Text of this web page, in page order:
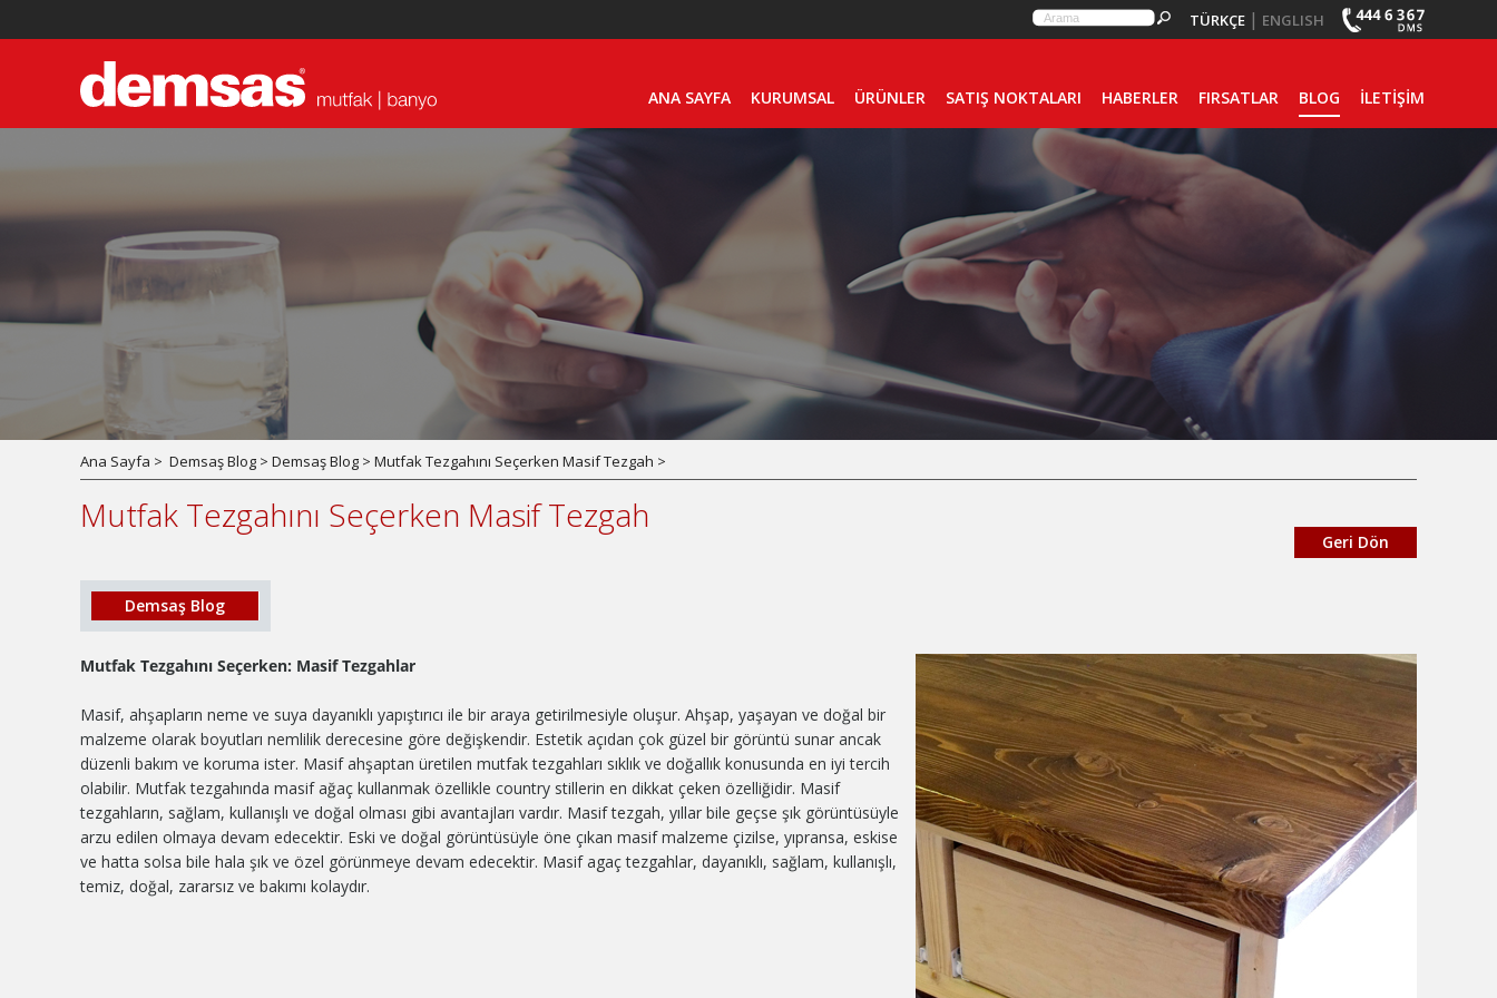
TÜRKÇE | ENGLISH
ANA SAYFA KURUMSAL ÜRÜNLER SATIŞ NOKTALARI HABERLER FIRSATLAR BLOG İLETİŞİM
Ana Sayfa > Demsaş Blog > Demsaş Blog > Mutfak Tezgahını Seçerken Masif Tezgah >
Mutfak Tezgahını Seçerken Masif Tezgah
Geri Dön
Demsaş Blog
Mutfak Tezgahını Seçerken: Masif Tezgahlar
Masif, ahşapların neme ve suya dayanıklı yapıştırıcı ile bir araya getirilmesiyle oluşur. Ahşap, yaşayan ve doğal bir
malzeme olarak boyutları nemlilik derecesine göre değişkendir. Estetik açıdan çok güzel bir görüntü sunar ancak
düzenli bakım ve koruma ister. Masif ahşaptan üretilen mutfak tezgahları sıklık ve doğallık konusunda en iyi tercih
olabilir. Mutfak tezgahında masif ağaç kullanmak özellikle country stillerin en dikkat çeken özelliğidir. Masif
tezgahların, sağlam, kullanışlı ve doğal olması gibi avantajları vardır. Masif tezgah, yıllar bile geçse şık görüntüsüyle
arzu edilen olmaya devam edecektir. Eski ve doğal görüntüsüyle öne çıkan masif malzeme çizilse, yıpransa, eskise
ve hatta solsa bile hala şık ve özel görünmeye devam edecektir. Masif agaç tezgahlar, dayanıklı, sağlam, kullanışlı,
temiz, doğal, zararsız ve bakımı kolaydır.